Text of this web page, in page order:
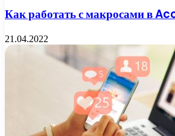
Как работать с макросами в
21.04.2022